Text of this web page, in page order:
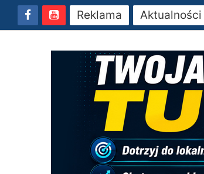
Reklama Aktualności